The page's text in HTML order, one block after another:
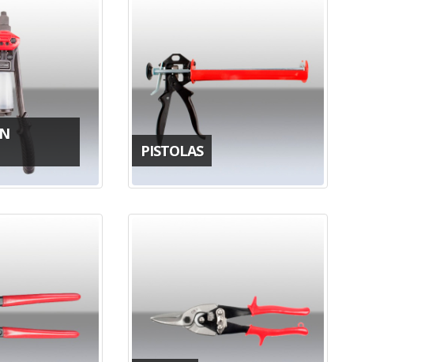
PISTOLAS